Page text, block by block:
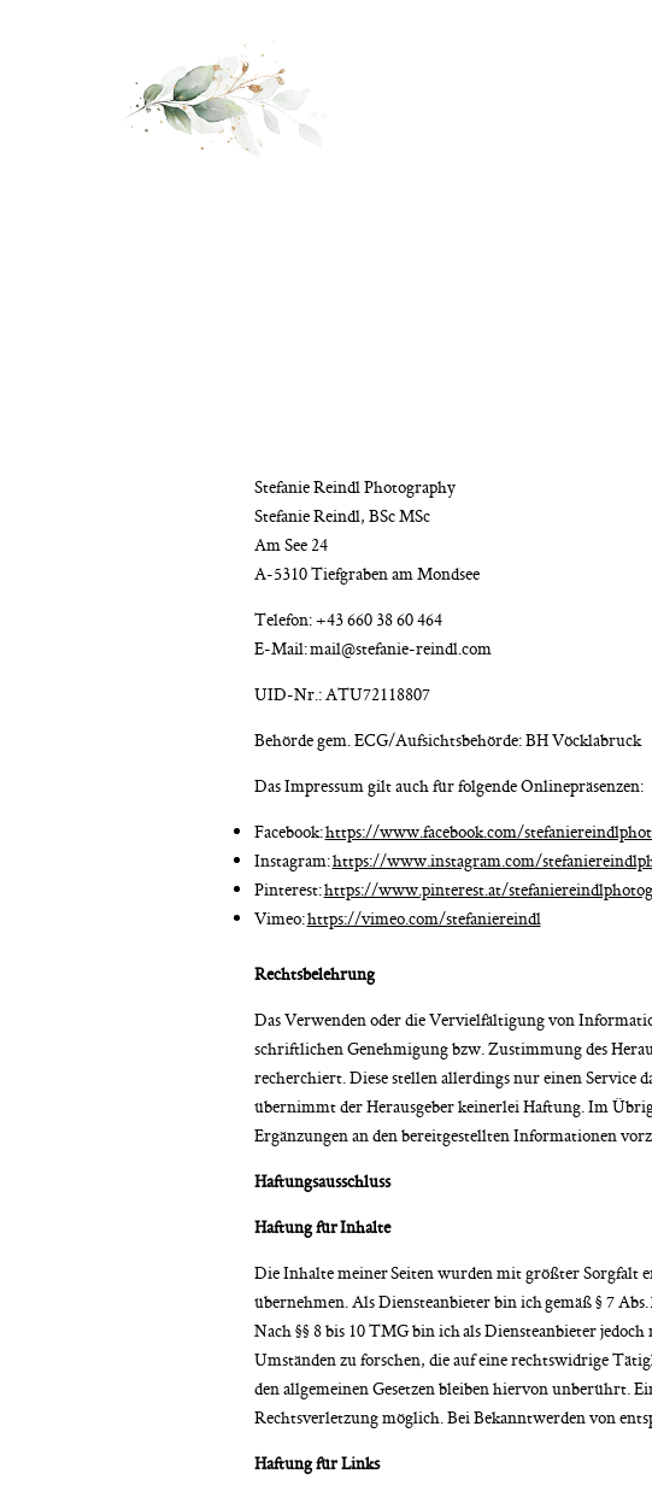
Stefanie Reindl Photography
Stefanie Reindl, BSc MSc
Am See 24
A-5310 Tiefgraben am Mondsee
Telefon: +43 660 38 60 464
E-Mail: mail@stefanie-reindl.com
UID-Nr.: ATU72118807
Behörde gem. ECG/Aufsichtsbehörde: BH Vöcklabruck
Das Impressum gilt auch für folgende Onlinepräsenzen:
Facebook:https://www.facebook.com/
Instagram:https://www.instagram.com/
Pinterest:https://www.pinterest.at/
Vimeo:https://vimeo.com/stefaniereindl
Rechtsbelehrung
Das Verwenden oder die Vervielfältigung von
schriftlichen Genehmigung bzw. Zustimmung des
recherchiert. Diese stellen allerdings nur einen
übernimmt der Herausgeber keinerlei Haftung. Im
Ergänzungen an den bereitgestellten Informationen
Haftungsausschluss
Haftung für Inhalte
Die Inhalte meiner Seiten wurden mit größter Sorgfalt
übernehmen. Als Diensteanbieter bin ich gemäß § 7
Nach §§ 8 bis 10 TMG bin ich als Diensteanbieter
Umständen zu forschen, die auf eine rechtswidrige
den allgemeinen Gesetzen bleiben hiervon unberührt.
Rechtsverletzung möglich. Bei Bekanntwerden von
Haftung für Links